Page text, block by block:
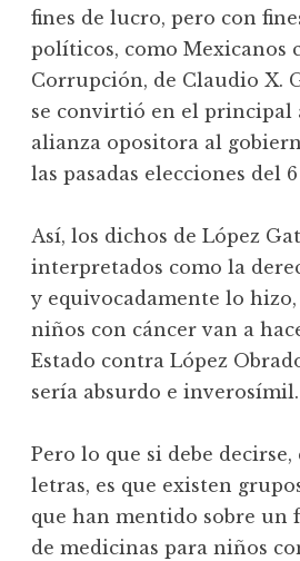
fines de lucro, pero con
políticos, como Mexicanos
Corrupción, de Claudio X.
se convirtió en el principal
alianza opositora al
las pasadas elecciones del
Así, los dichos de López
interpretados como la
y equivocadamente lo hizo,
niños con cáncer van a
Estado contra López
sería absurdo e inverosímil.
Pero lo que si debe decirse,
letras, es que existen
que han mentido sobre un
de medicinas para niños